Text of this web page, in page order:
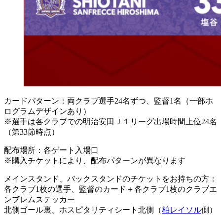
カードパターン：両クラブ選手24名ずつ、監督1名（一部ホ
ログラムデザインあり）
※選手は各クラブでの明治安田Ｊ１リーグ出場時間上位24名
（第33節時点）
配布場所：各ゲート入場口
※購入チケットにより、配布パターンが異なります
メインスタンド、バックスタンドのチケットをお持ちの方：
各クラブ1枚の選手、監督のカード＋各クラブ1枚のクラブエ
ンブレムステッカー
北側ゴール裏、ホスピタリティシート北側（柏レイソル側）